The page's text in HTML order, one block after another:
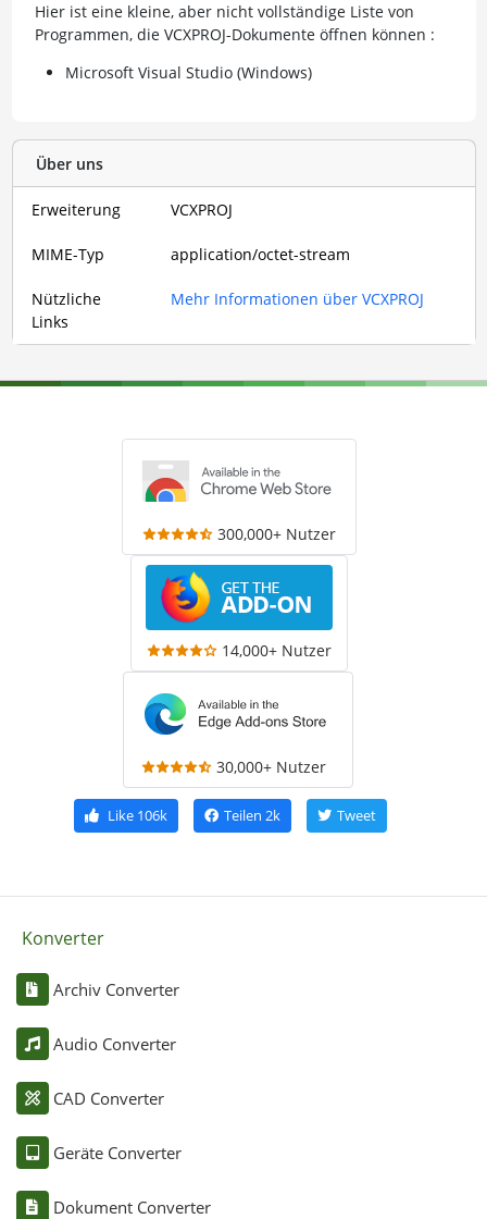
Hier ist eine kleine, aber nicht vollständige Liste von
Programmen, die VCXPROJ-Dokumente öffnen können :
Microsoft Visual Studio (Windows)
Über uns
Erweiterung VCXPROJ
MIME-Typ application/octet-stream
Nützliche
Links
Mehr Informationen über VCXPROJ
300,000+ Nutzer
14,000+ Nutzer
30,000+ Nutzer
Like 106k Teilen 2k Tweet
Konverter
Archiv Converter
Audio Converter
CAD Converter
Geräte Converter
Dokument Converter